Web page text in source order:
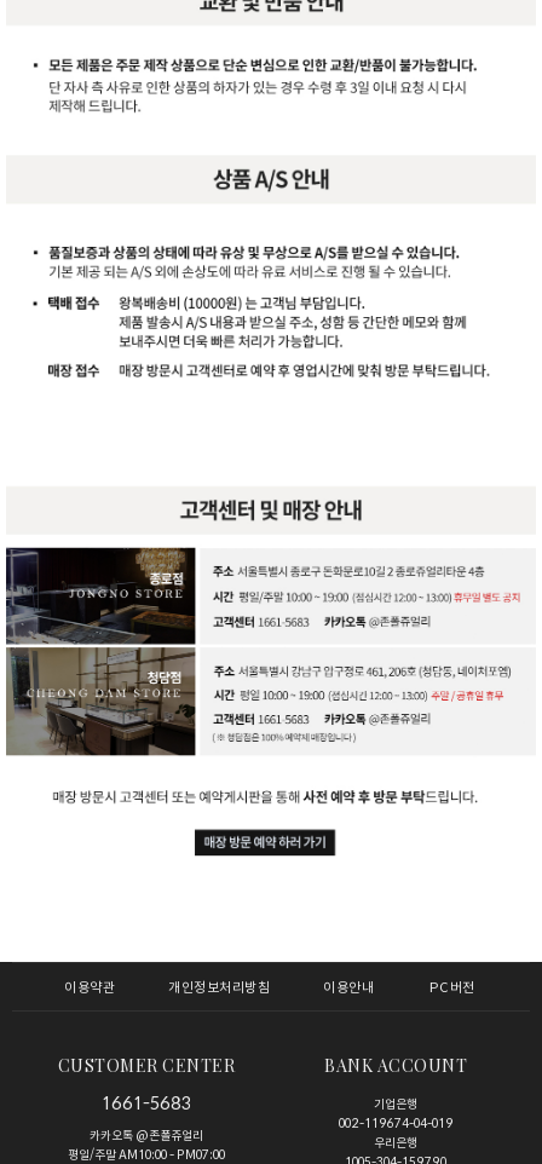
이용약관 개인정보처리방침 이용안내 PC버전
CUSTOMER CENTER
1661-5683
카카오톡 @존폴쥬얼리
평일/주말 AM10:00 - PM07:00
BANK ACCOUNT
기업은행
002-119674-04-019
우리은행
1005-304-159790